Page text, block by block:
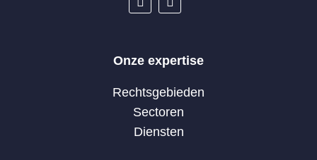
Onze expertise
Rechtsgebieden
Sectoren
Diensten